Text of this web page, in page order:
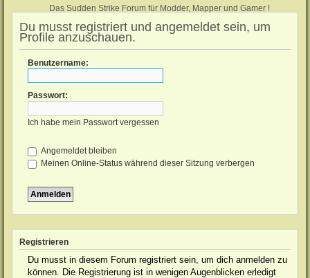
Das Sudden Strike Forum für Modder, Mapper und Gamer !
Du musst registriert und angemeldet sein, um
Profile anzuschauen.
Benutzername:
Passwort:
Ich habe mein Passwort vergessen
Angemeldet bleiben
Meinen Online-Status während dieser Sitzung verbergen
Registrieren
Du musst in diesem Forum registriert sein, um dich anmelden zu
können. Die Registrierung ist in wenigen Augenblicken erledigt